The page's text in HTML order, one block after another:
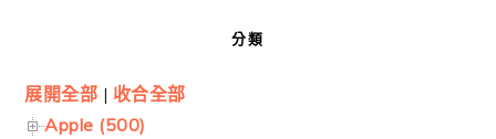
分類
展開全部 | 收合全部
Apple (500)